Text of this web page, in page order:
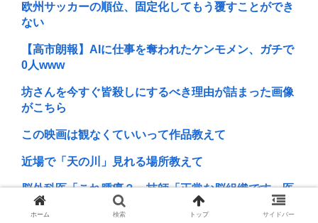
欧州サッカーの順位、固定化してもう覆すことができ
ない
【高市朗報】AIに仕事を奪われたケンモメン、ガチで
0人www
坊さんを今すぐ皆殺しにするべき理由が詰まった画像
がこちら
この映画は観なくていいって作品教えて
近場で「天の川」見れる場所教えて
脳外科医「これ腫瘍？」技師「正常な脳組織です」医
者「腫瘍でし...
ホーム 検索 トップ サイドバー